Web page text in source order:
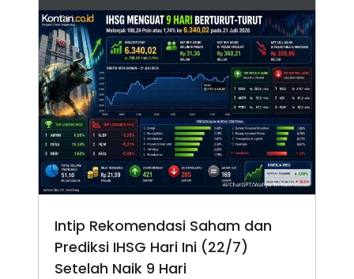
Intip Rekomendasi Saham dan
Prediksi IHSG Hari Ini (22/7)
Setelah Naik 9 Hari